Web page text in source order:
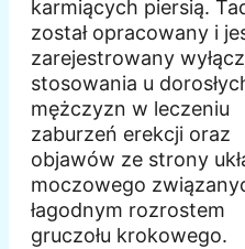
karmiących piersią.
został opracowany i
zarejestrowany
stosowania u
mężczyzn w leczeniu
zaburzeń erekcji oraz
objawów ze strony
moczowego
łagodnym rozrostem
gruczołu krokowego.